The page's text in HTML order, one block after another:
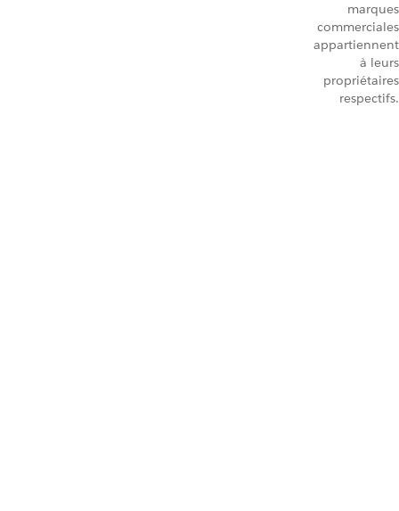
marques
commerciales
appartiennent
à leurs
propriétaires
respectifs.